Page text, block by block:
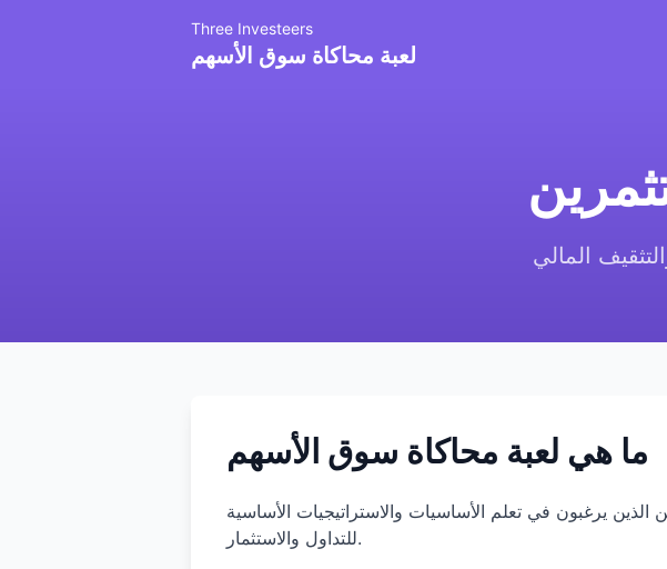
Three Investeers
لعبة محاكاة سوق الأسهم
المالي
ما هي لعبة محاكاة سوق الأسهم
يرغبون في تعلم الأساسيات والاستراتيجيات الأساسية
للتداول والاستثمار.